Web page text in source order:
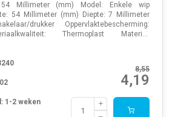
Millimeter (mm) Model: Enkele wip
54 Millimeter (mm) Diepte: 7 Millimeter
drukker Oppervlaktebescherming:
Thermoplast Materi...
8,55
4,19
1-2 weken